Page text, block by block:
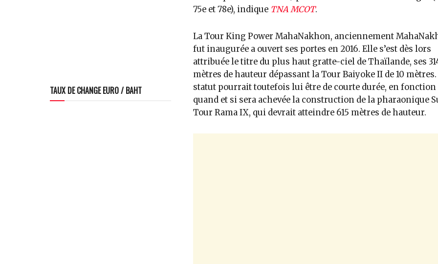
75e et 78e), indique TNA MCOT.
La Tour King Power MahaNakhon, anciennement
fut inaugurée a ouvert ses portes en 2016. Elle s’est dès lors
attribuée le titre du plus haut gratte-ciel de Thaïlande, ses
mètres de hauteur dépassant la Tour Baiyoke II de 10 mètres.
statut pourrait toutefois lui être de courte durée, en fonction
quand et si sera achevée la construction de la pharaonique
Tour Rama IX, qui devrait atteindre 615 mètres de hauteur.
TAUX DE CHANGE EURO / BAHT